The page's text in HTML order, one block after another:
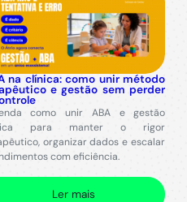
na clínica: como unir método
e gestão sem perder
como unir ABA e gestão
para manter o rigor
organizar dados e escalar
com eficiência.
Ler mais